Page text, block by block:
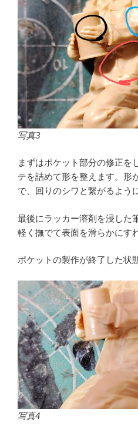
写真3
まずはポケット部分の修正を
テを詰めて形を整えます。形
で、回りのシワと繋がるよう
最後にラッカー溶剤を浸した
軽く撫でて表面を滑らかにす
ポケットの製作が終了した状
写真4